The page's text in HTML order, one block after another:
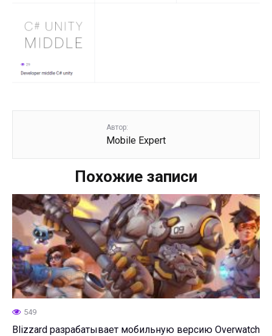
Автор:
Mobile Expert
Похожие записи
549
Blizzard разрабатывает мобильную версию Overwatch